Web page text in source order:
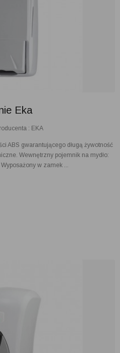
Eka
: EKA
ABS gwarantującego długą żywotność
Wewnętrzny pojemnik na mydło:
w zamek ...